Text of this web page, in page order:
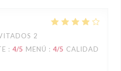
2
: 4/5 MENÚ : 4/5 CALIDAD